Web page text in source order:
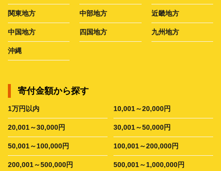
関東地方 中部地方 近畿地方
中国地方 四国地方 九州地方
沖縄
寄付金額から探す
1万円以内 10,001～20,000円
20,001～30,000円 30,001～50,000円
50,001～100,000円 100,001～200,000円
200,001～500,000円 500,001～1,000,000円